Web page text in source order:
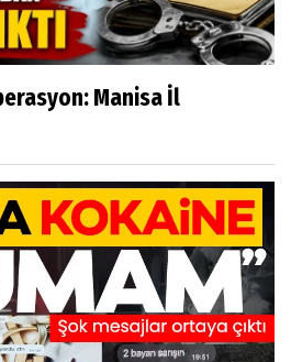
Manisa İl